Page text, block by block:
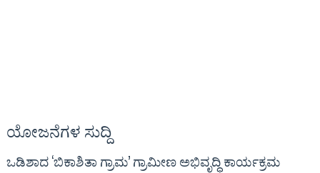
ಯೋಜನೆಗಳ ಸುದ್ದಿ
ಒಡಿಶಾದ ‘ಬಿಕಾಶಿತಾ ಗ್ರಾಮ’ ಗ್ರಾಮೀಣ ಅಭಿವೃದ್ಧಿ ಕಾರ್ಯಕ್ರಮ